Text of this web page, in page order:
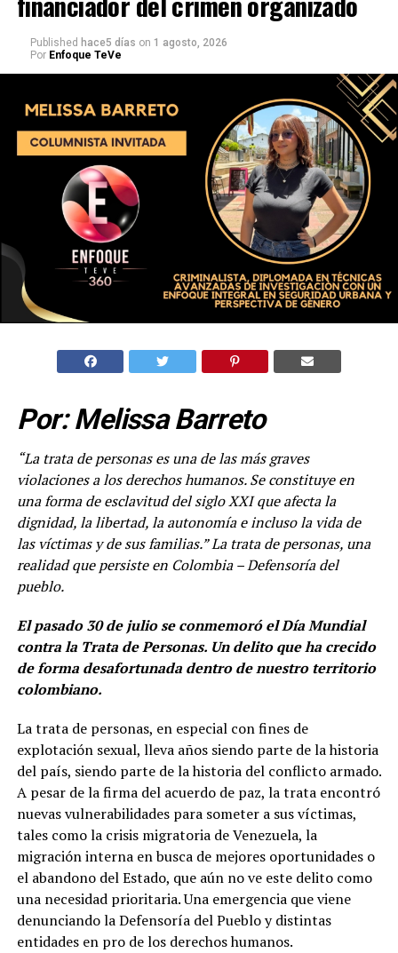
Published hace5 días on 1 agosto, 2026
Por Enfoque TeVe
Por: Melissa Barreto
“La trata de personas es una de las más graves
violaciones a los derechos humanos. Se constituye en
una forma de esclavitud del siglo XXI que afecta la
dignidad, la libertad, la autonomía e incluso la vida de
las víctimas y de sus familias.” La trata de personas, una
realidad que persiste en Colombia– Defensoría del
pueblo.
El pasado 30 de julio se conmemoró el Día Mundial
contra la Trata de Personas. Un delito que ha crecido
de forma desafortunada dentro de nuestro territorio
colombiano.
La trata de personas, en especial con fines de
explotación sexual, lleva años siendo parte de la historia
del país, siendo parte de la historia del conflicto armado.
A pesar de la firma del acuerdo de paz, la trata encontró
nuevas vulnerabilidades para someter a sus víctimas,
tales como la crisis migratoria de Venezuela, la
migración interna en busca de mejores oportunidades o
el abandono del Estado, que aún no ve este delito como
una necesidad prioritaria. Una emergencia que viene
denunciando la Defensoría del Pueblo y distintas
entidades en pro de los derechos humanos.